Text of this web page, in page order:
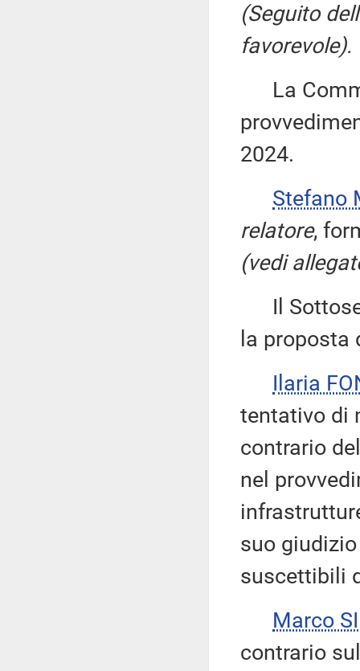
(Seguito
favorevole).
La
2024.
Stefano
relatore,
(vedi
Il
la proposta
Ilaria
tentativo di
contrario
nel
suo
suscettibili
Marco
contrario